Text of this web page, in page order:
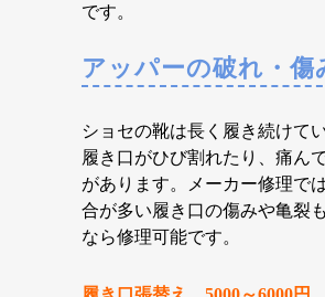
です。
アッパーの破れ・傷
ショセの靴は長く履き続けて
履き口がひび割れたり、痛ん
があります。メーカー修理で
合が多い履き口の傷みや亀裂
なら修理可能です。